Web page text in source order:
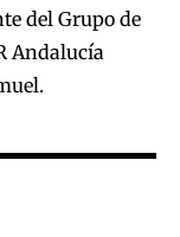
del Grupo de
Andalucía